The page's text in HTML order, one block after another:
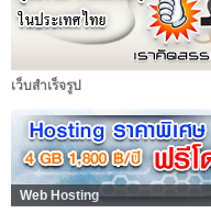
เว็บสำเร็จรูป
Web Hosting